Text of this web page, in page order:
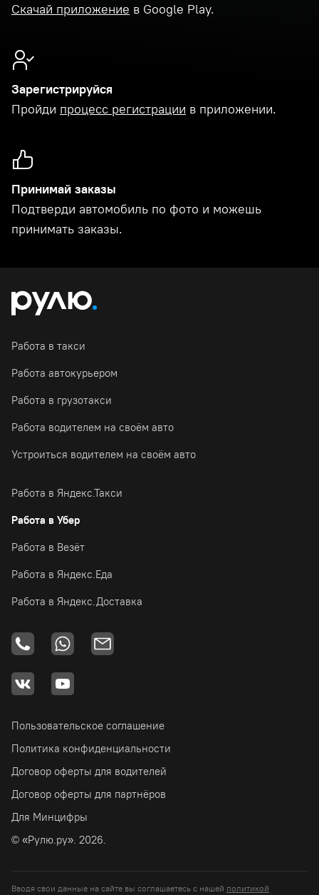
Скачай приложение в Google Play.
Зарегистрируйся
Пройди процесс регистрации в приложении.
Принимай заказы
Подтверди автомобиль по фото и можешь
принимать заказы.
Работа в такси
Работа автокурьером
Работа в грузотакси
Работа водителем на своём авто
Устроиться водителем на своём авто
Работа в Яндекс.Такси
Работа в Убер
Работа в Везёт
Работа в Яндекс.Еда
Работа в Яндекс.Доставка
Пользовательское соглашение
Политика конфиденциальности
Договор оферты для водителей
Договор оферты для партнёров
Для Минцифры
© «Рулю.ру». 2026.
Вводя свои данные на сайте вы соглашаетесь с нашей политикой